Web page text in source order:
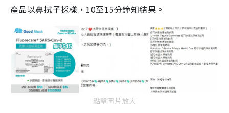
產品以鼻拭子採樣，10至15分鐘知結果。
點擊圖片放大